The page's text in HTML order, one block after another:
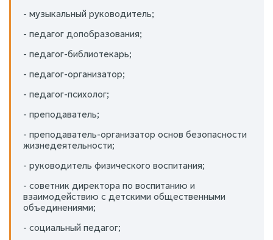
- музыкальный руководитель;
- педагог допобразования;
- педагог-библиотекарь;
- педагог-организатор;
- педагог-психолог;
- преподаватель;
- преподаватель-организатор основ безопасности
жизнедеятельности;
- руководитель физического воспитания;
- советник директора по воспитанию и
взаимодействию с детскими общественными
объединениями;
- социальный педагог;